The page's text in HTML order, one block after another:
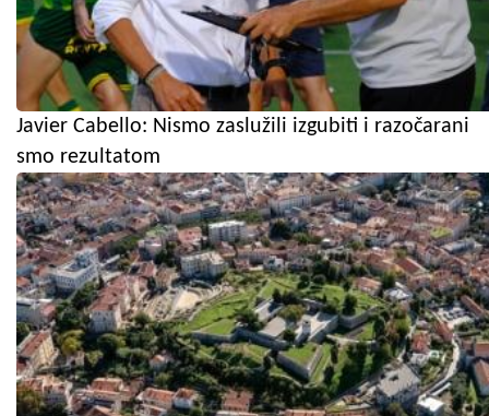
Javier Cabello: Nismo zaslužili izgubiti i razočarani
smo rezultatom